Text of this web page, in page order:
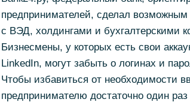
предпринимателей, сделал возможным
с ВЭД, холдингами и бухгалтерскими
Бизнесмены, у которых есть свои
LinkedIn, могут забыть о логинах и
Чтобы избавиться от необходимости
предпринимателю достаточно один раз